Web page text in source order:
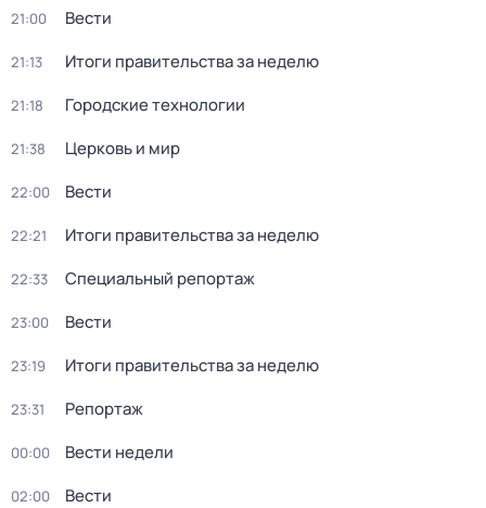
21:00 Вести
21:13 Итоги правительства за неделю
21:18 Городские технологии
21:38 Церковь и мир
22:00 Вести
22:21 Итоги правительства за неделю
22:33 Специальный репортаж
23:00 Вести
23:19 Итоги правительства за неделю
23:31 Репортаж
00:00 Вести недели
02:00 Вести